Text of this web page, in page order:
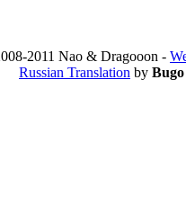
2011 Nao & Dragooon -
Russian Translation by Bugo